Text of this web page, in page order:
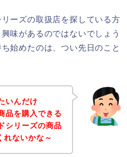
ーズの取扱店を探している方
味があるのではないでしょう
始めたのは、つい先日のこと
いんだけ
品を購入できる
シリーズの商品
れないかな～